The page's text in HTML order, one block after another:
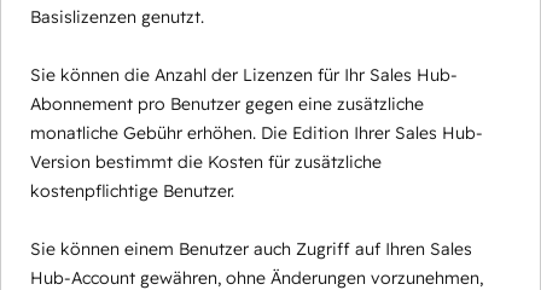
Basislizenzen genutzt.
Sie können die Anzahl der Lizenzen für Ihr Sales Hub-
Abonnement pro Benutzer gegen eine zusätzliche
monatliche Gebühr erhöhen. Die Edition Ihrer Sales Hub-
Version bestimmt die Kosten für zusätzliche
kostenpflichtige Benutzer.
Sie können einem Benutzer auch Zugriff auf Ihren Sales
Hub-Account gewähren, ohne Änderungen vorzunehmen,